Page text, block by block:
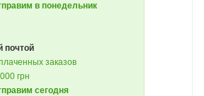
в понедельник
почтой
заказов
грн
сегодня